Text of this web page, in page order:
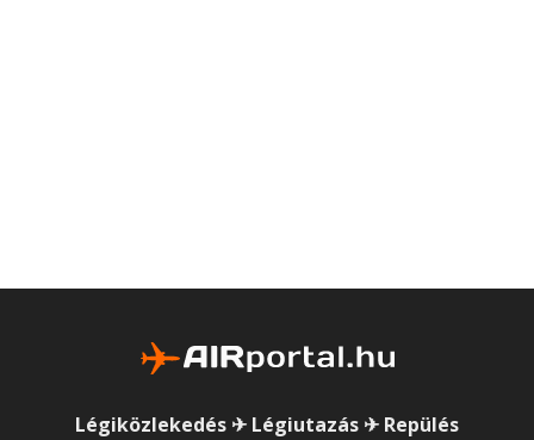
Légiközlekedés ✈ Légiutazás ✈ Repülés